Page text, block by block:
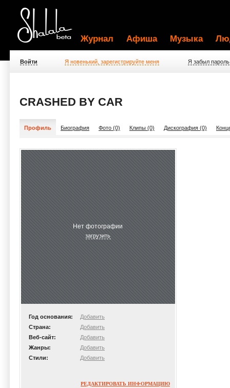
Журнал Афиша Музыка
Войти Я новенький, зарегистрируйте меня Я забыл пароль
CRASHED BY CAR
Профиль Биография Фото (0) Клипы (0) Дискография (0)
Нет фотографии
загрузить
Год основания:
Добавить
Страна:
Добавить
Веб-сайт:
Добавить
Жанры:
Добавить
Стили:
Добавить
РЕДАКТИРОВАТЬ ИНФОРМАЦИЮ